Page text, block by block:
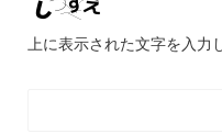
上に表示された文字を入力